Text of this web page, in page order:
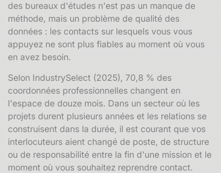
des bureaux d'études n'est pas un manque de
méthode, mais un problème de qualité des
données : les contacts sur lesquels vous vous
appuyez ne sont plus fiables au moment où vous
en avez besoin.
Selon IndustrySelect (2025), 70,8 % des
coordonnées professionnelles changent en
l'espace de douze mois. Dans un secteur où les
projets durent plusieurs années et les relations se
construisent dans la durée, il est courant que vos
interlocuteurs aient changé de poste, de structure
ou de responsabilité entre la fin d'une mission et le
moment où vous souhaitez reprendre contact.